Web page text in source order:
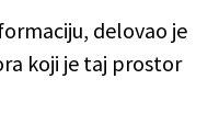
delovao je
koji je taj prostor